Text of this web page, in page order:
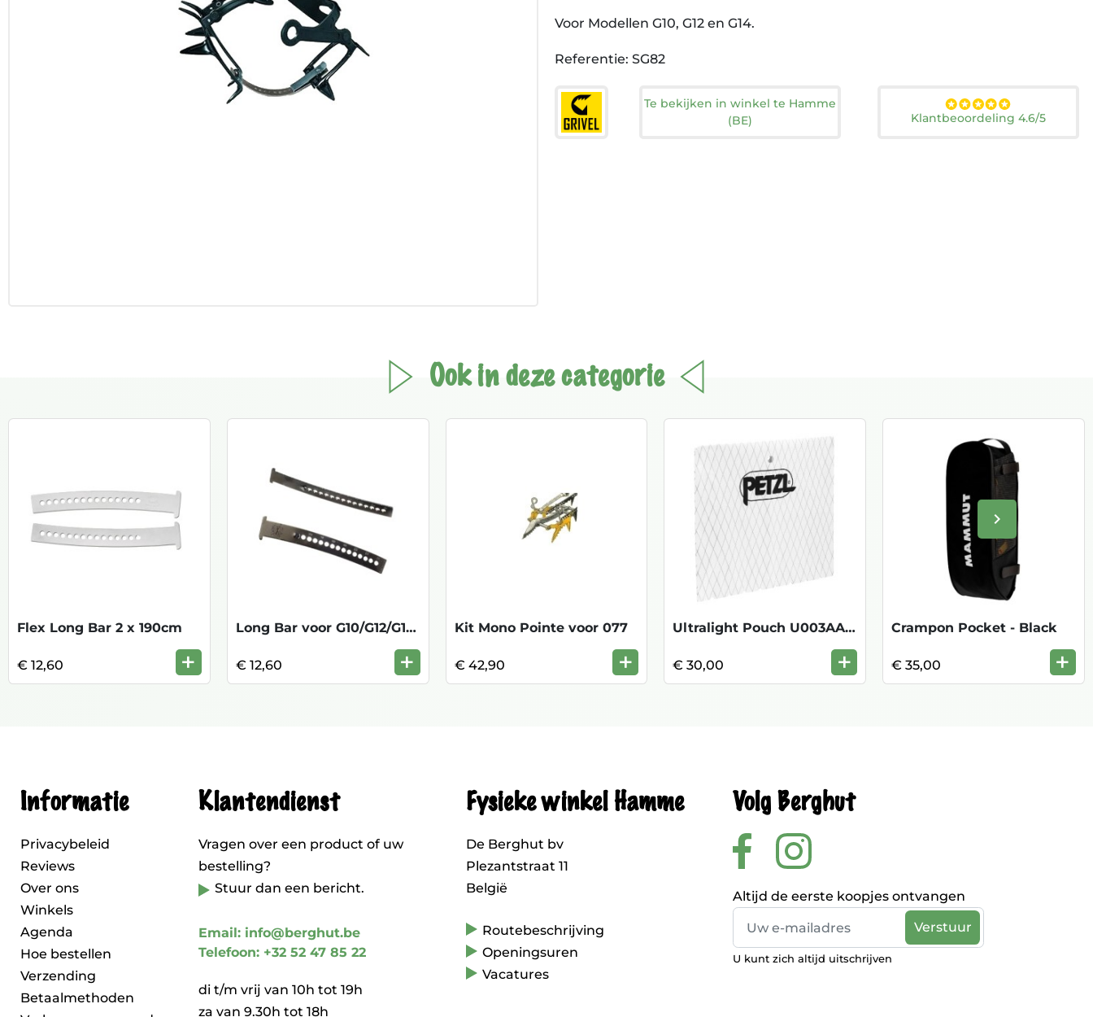
Voor Modellen G10, G12 en G14.
Referentie: SG82
Te bekijken in winkel te Hamme
(BE)
Klantbeoordeling 4.6/5
Ook in deze categorie
Volgende
keyboard_arrow_right
Flex Long Bar 2 x 190cm
€ 12,60 +
Long Bar voor G10/G12/G14/Air Tech
€ 12,60 +
Kit Mono Pointe voor 077
€ 42,90 +
Ultralight Pouch U003AA00
€ 30,00 +
Crampon Pocket - Black
€ 35,00 +
Informatie
Privacybeleid
Reviews
Over ons
Winkels
Agenda
Hoe bestellen
Verzending
Betaalmethoden
Klantendienst
Vragen over een product of uw
bestelling?
Stuur dan een bericht.
Email: info@berghut.be
Telefoon: +32 52 47 85 22
di t/m vrij van 10h tot 19h
za van 9.30h tot 18h
Fysieke winkel Hamme
De Berghut bv
Plezantstraat 11
België
Routebeschrijving
Openingsuren
Vacatures
Volg Berghut
Altijd de eerste koopjes ontvangen
U kunt zich altijd uitschrijven